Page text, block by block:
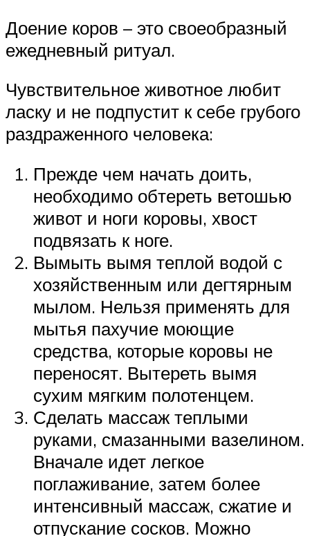
Доение коров – это своеобразный
ежедневный ритуал.
Чувствительное животное любит
ласку и не подпустит к себе грубого
раздраженного человека:
Прежде чем начать доить,
необходимо обтереть ветошью
живот и ноги коровы, хвост
подвязать к ноге.
Вымыть вымя теплой водой с
хозяйственным или дегтярным
мылом. Нельзя применять для
мытья пахучие моющие
средства, которые коровы не
переносят. Вытереть вымя
сухим мягким полотенцем.
Сделать массаж теплыми
руками, смазанными вазелином.
Вначале идет легкое
поглаживание, затем более
интенсивный массаж, сжатие и
отпускание сосков. Можно